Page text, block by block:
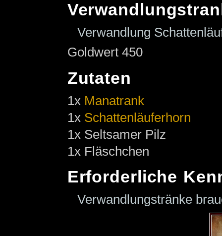
Verwandlung
Goldwert 450
Zutaten
1x Manatrank
1x Schattenläuferhorn
1x Seltsamer Pilz
1x Fläschchen
Erforderliche
Verwandlungstränke